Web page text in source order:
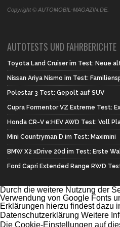
Copyright © AUTOMOBIL-MAGAZIN.DE.
AUTOTESTS UND FAHRBERICHTE
Toyota Land Cruiser im Test: Neue
Nissan Ariya Nismo im Test:
Polestar 3 Test: Gepolt auf SUV
Cupra Formentor VZ Extreme Test:
Honda CR-V e:HEV AWD Test: Voll
Mini Countryman D im Test: Maximini
BMW X2 xDrive 20d im Test: Erste
Ford Capri Extended Range RWD
Durch die weitere Nutzung der
Verwendung von Google Fonts
Erklärungen hierzu findest dazu
Datenschutzerklärung Weitere
Die Cookie-Einstellungen auf